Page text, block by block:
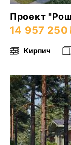
Проект
14 957 250
Кирпич